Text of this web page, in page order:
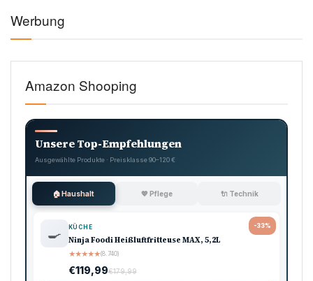
Werbung
Amazon Shooping
Unsere Top-Empfehlungen
Ausgewählte Produkte · Preisklasse 90–120 €
🏠 Haushalt 💖 Pflege 🔌 Technik
-33%
🍳 KÜCHE
Ninja Foodi Heißluftfritteuse MAX, 5,2L
★★★★★(8.740)
€119,99€179,99